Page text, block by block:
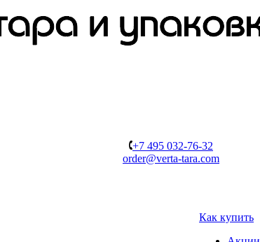
+7 495 032-76-32
order@verta-tara.com
Как купить